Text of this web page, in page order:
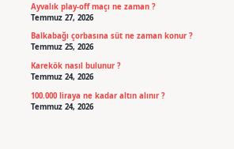
Ayvalık play-off maçı ne zaman ?
Temmuz 27, 2026
Balkabağı çorbasına süt ne zaman konur ?
Temmuz 25, 2026
Karekök nasıl bulunur ?
Temmuz 24, 2026
100.000 liraya ne kadar altın alınır ?
Temmuz 24, 2026